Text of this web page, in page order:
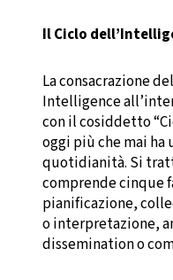
Il Ciclo
La consacrazione
Intelligence
con il cosiddetto
oggi più che mai
quotidianità. Si
comprende cinque
pianificazione,
o interpretazione,
dissemination o